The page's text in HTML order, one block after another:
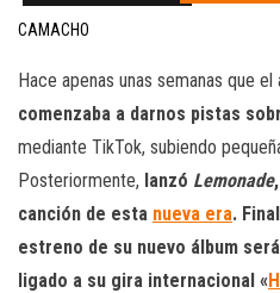
CAMACHO
Hace apenas unas semanas que el
comenzaba a darnos pistas
mediante TikTok, subiendo
Posteriormente, lanzó Lemonade
canción de esta nueva era.
estreno de su nuevo álbum
ligado a su gira internacional «